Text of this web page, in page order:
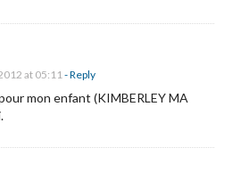
at 05:11 - Reply
mon enfant (KIMBERLEY MA